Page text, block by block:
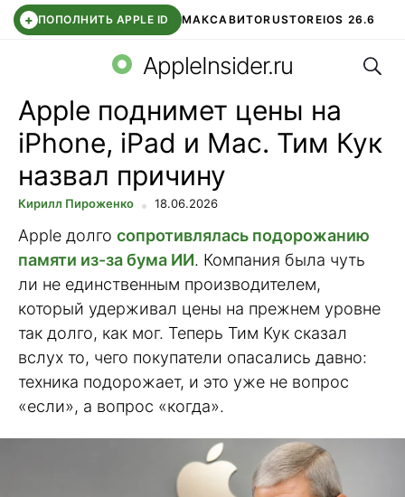
+ ПОПОЛНИТЬ APPLE ID МАКСАВИТОRUSTOREIOS 26.6
СБЕР КИДС ВТБ ОНЛАЙН ЧАТ В ROBLOX
AppleInsider.ru
Apple поднимет цены на
iPhone, iPad и Mac. Тим Кук
назвал причину
Кирилл Пироженко 18.06.2026
Apple долго сопротивлялась подорожанию
памяти из-за бума ИИ. Компания была чуть
ли не единственным производителем,
который удерживал цены на прежнем уровне
так долго, как мог. Теперь Тим Кук сказал
вслух то, чего покупатели опасались давно:
техника подорожает, и это уже не вопрос
«если», а вопрос «когда».